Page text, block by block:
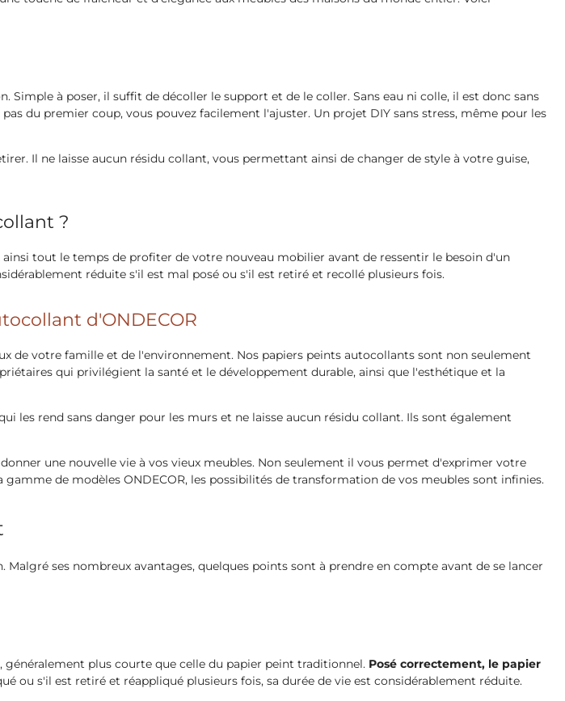
à poser, il suffit de décoller le support et de le coller. Sans eau ni colle, il est donc sans
du premier coup, vous pouvez facilement l'ajuster. Un projet DIY sans stress, même pour les
Il ne laisse aucun résidu collant, vous permettant ainsi de changer de style à votre guise,
?
tout le temps de profiter de votre nouveau mobilier avant de ressentir le besoin d'un
réduite s'il est mal posé ou s'il est retiré et recollé plusieurs fois.
d'ONDECOR
de votre famille et de l'environnement. Nos papiers peints autocollants sont non seulement
qui privilégient la santé et le développement durable, ainsi que l'esthétique et la
les rend sans danger pour les murs et ne laisse aucun résidu collant. Ils sont également
une nouvelle vie à vos vieux meubles. Non seulement il vous permet d'exprimer votre
de modèles ONDECOR, les possibilités de transformation de vos meubles sont infinies.
ses nombreux avantages, quelques points sont à prendre en compte avant de se lancer
plus courte que celle du papier peint traditionnel. Posé correctement, le papier
ou s'il est retiré et réappliqué plusieurs fois, sa durée de vie est considérablement réduite.